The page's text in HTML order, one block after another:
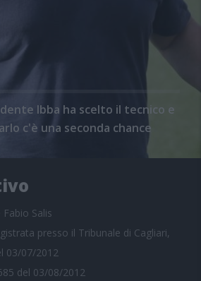
Ibba ha scelto il tecnico e
c'è una seconda chance
Salis
presso il Tribunale di Cagliari,
03/07/2012
del 03/08/2012